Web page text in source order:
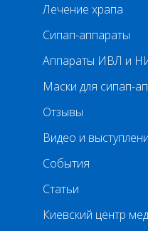
Лечение храпа
Сипап-аппараты
Аппараты ИВЛ и
Маски для сипап-
Отзывы
Видео и
События
Статьи
Киевский центр